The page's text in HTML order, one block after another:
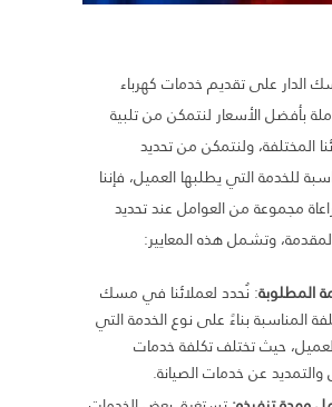
على تقديم خدمات كهرباء
بأفضل الأسعار لنتمكن من تلبية
المختلفة، ولنتمكن من تحديد
للخدمة التي يطلبها العميل، فإننا
مجموعة من العوامل عند تحديد
وتشمل هذه المعايير:
المطلوبة: نُحدد لعملائنا في مسك
المناسبة بناءً على نوع الخدمة التي
حيث تختلف تكلفة خدمات
عن خدمات الصيانة.